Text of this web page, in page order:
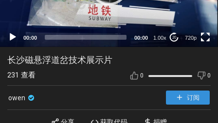
00:00 00:00 1.00x 20 720p
长沙磁悬浮道岔技术展示片
0 0
231 查看
owen 订阅